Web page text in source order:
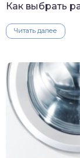
Как выбрать
Читать далее